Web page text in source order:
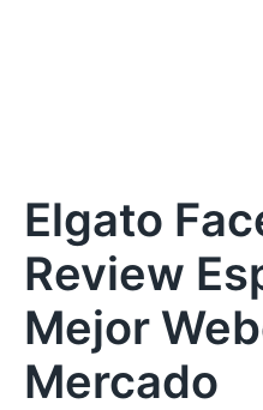
Elgato
Review
Mejor
Mercado